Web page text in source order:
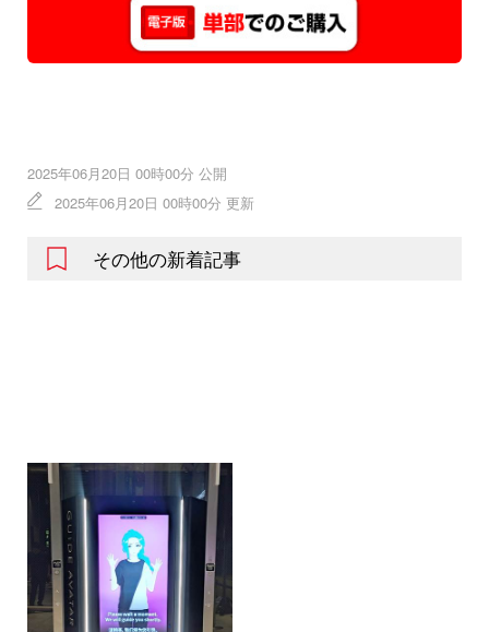
2025年06月20日 00時00分 公開
2025年06月20日 00時00分 更新
その他の新着記事